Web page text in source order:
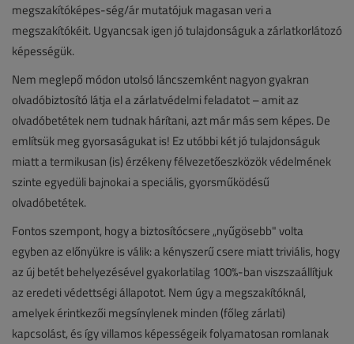
megszakítóképes-ség/ár mutatójuk magasan veri a
megszakítókéit. Ugyancsak igen jó tulajdonságuk a zárlatkorlátozó
képességük.
Nem meglepő módon utolsó láncszemként nagyon gyakran
olvadóbiztosító látja el a zárlatvédelmi feladatot – amit az
olvadóbetétek nem tudnak hárítani, azt már más sem képes. De
említsük meg gyorsaságukat is! Ez utóbbi két jó tulajdonságuk
miatt a termikusan (is) érzékeny félvezetőeszközök védelmének
szinte egyedüli bajnokai a speciális, gyorsműködésű
olvadóbetétek.
Fontos szempont, hogy a biztosítócsere „nyűgösebb" volta
egyben az előnyükre is válik: a kényszerű csere miatt triviális, hogy
az új betét behelyezésével gyakorlatilag 100%-ban viszszaállítjuk
az eredeti védettségi állapotot. Nem úgy a megszakítóknál,
amelyek érintkezői megsínylenek minden (főleg zárlati)
kapcsolást, és így villamos képességeik folyamatosan romlanak